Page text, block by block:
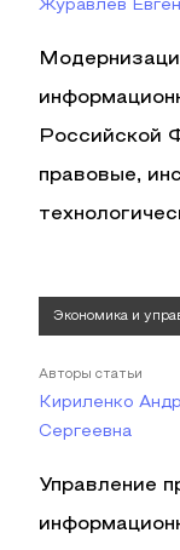
Журавлев
Российской
правовые,
Экономика и
Авторы статьи
Кириленко
Сергеевна
Управление